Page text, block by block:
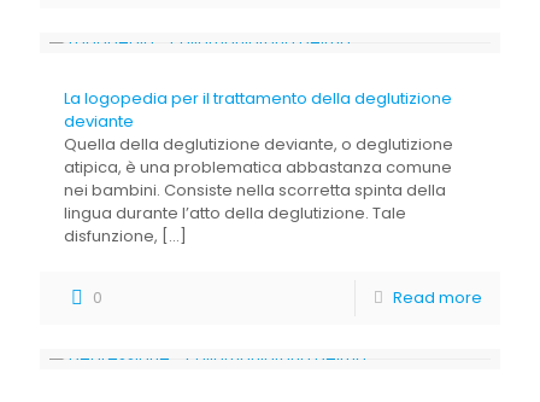
La logopedia per il trattamento della deglutizione
deviante
Quella della deglutizione deviante, o deglutizione
atipica, è una problematica abbastanza comune
nei bambini. Consiste nella scorretta spinta della
lingua durante l’atto della deglutizione. Tale
disfunzione, […]
0 Read more